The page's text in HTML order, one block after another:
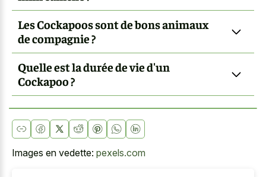
Les Cockapoos sont de bons animaux
de compagnie ?
Quelle est la durée de vie d'un
Cockapoo ?
Images en vedette: pexels.com